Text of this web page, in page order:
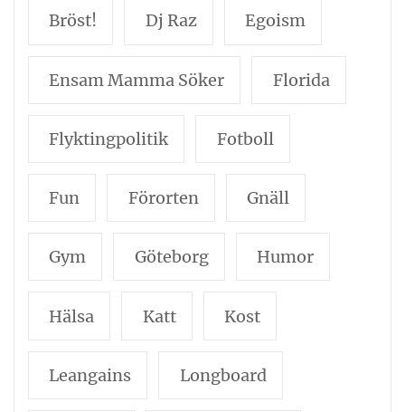
Bröst! Dj Raz Egoism
Ensam Mamma Söker Florida
Flyktingpolitik Fotboll
Fun Förorten Gnäll
Gym Göteborg Humor
Hälsa Katt Kost
Leangains Longboard